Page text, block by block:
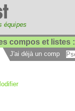
équipes
compos et listes :
J'ai déjà un compte :